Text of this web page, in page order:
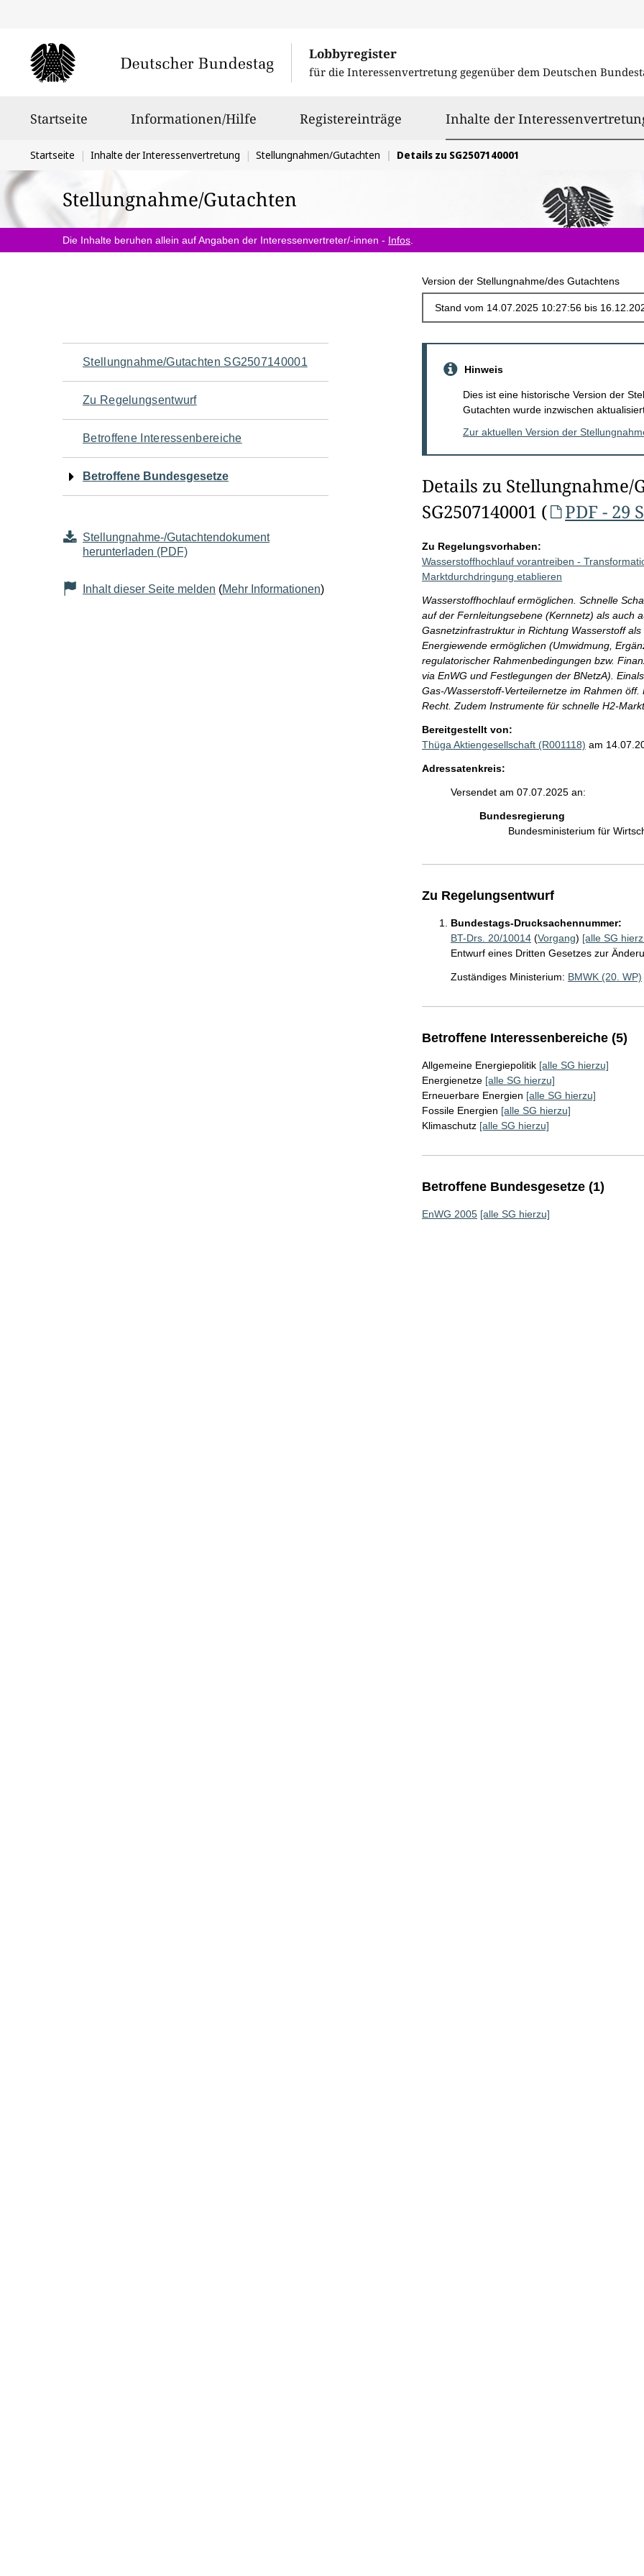
Lobbyregister
für die Interessenvertretung gegenüber dem Deutschen
Startseite Informationen/Hilfe Registereinträge Inhalte der
Sie
befinden
sich
hier:
Startseite Inhalte der Interessenvertretung Stellungnahmen/Gutachten Details zu SG2507140001
Stellungnahme/Gutachten
Die Inhalte beruhen allein auf Angaben der Interessenvertreter/-innen - Infos
Version der Stellungnahme/des Gutachtens
Navigation
für
den
Seiteninhalt
Stellungnahme/Gutachten SG2507140001
Zu Regelungsentwurf
Betroffene Interessenbereiche
Betroffene Bundesgesetze
Stellungnahme-/Gutachtendokument
herunterladen (PDF)
Inhalt dieser Seite melden (Mehr Informationen)
Hinweis
Dies ist eine historische Version der
Gutachten wurde inzwischen
Zur aktuellen Version der
Details zu Stellungnahme/
SG2507140001 (
PDF - 29
Zu Regelungsvorhaben:
Wasserstoffhochlauf vorantreiben -
Marktdurchdringung etablieren
Wasserstoffhochlauf ermöglichen. Schnelle
auf der Fernleitungsebene (Kernnetz) als auch
Gasnetzinfrastruktur in Richtung Wasserstoff
Energiewende ermöglichen (Umwidmung,
regulatorischer Rahmenbedingungen bzw.
via EnWG und Festlegungen der BNetzA).
Gas-/Wasserstoff-Verteilernetze im Rahmen
Recht. Zudem Instrumente für schnelle H2-
Bereitgestellt von:
Thüga Aktiengesellschaft (R001118) am
Adressatenkreis:
Versendet am 07.07.2025 an:
Bundesregierung
Bundesministerium für
Zu Regelungsentwurf
Bundestags-Drucksachennummer:
BT-Drs. 20/10014(Vorgang) [alle SG
Entwurf eines Dritten Gesetzes zur
Zuständiges Ministerium: BMWK (20. WP)
Betroffene Interessenbereiche (5)
Allgemeine Energiepolitik [alle SG hierzu]
Energienetze [alle SG hierzu]
Erneuerbare Energien [alle SG hierzu]
Fossile Energien [alle SG hierzu]
Klimaschutz [alle SG hierzu]
Betroffene Bundesgesetze (1)
EnWG 2005 [alle SG hierzu]